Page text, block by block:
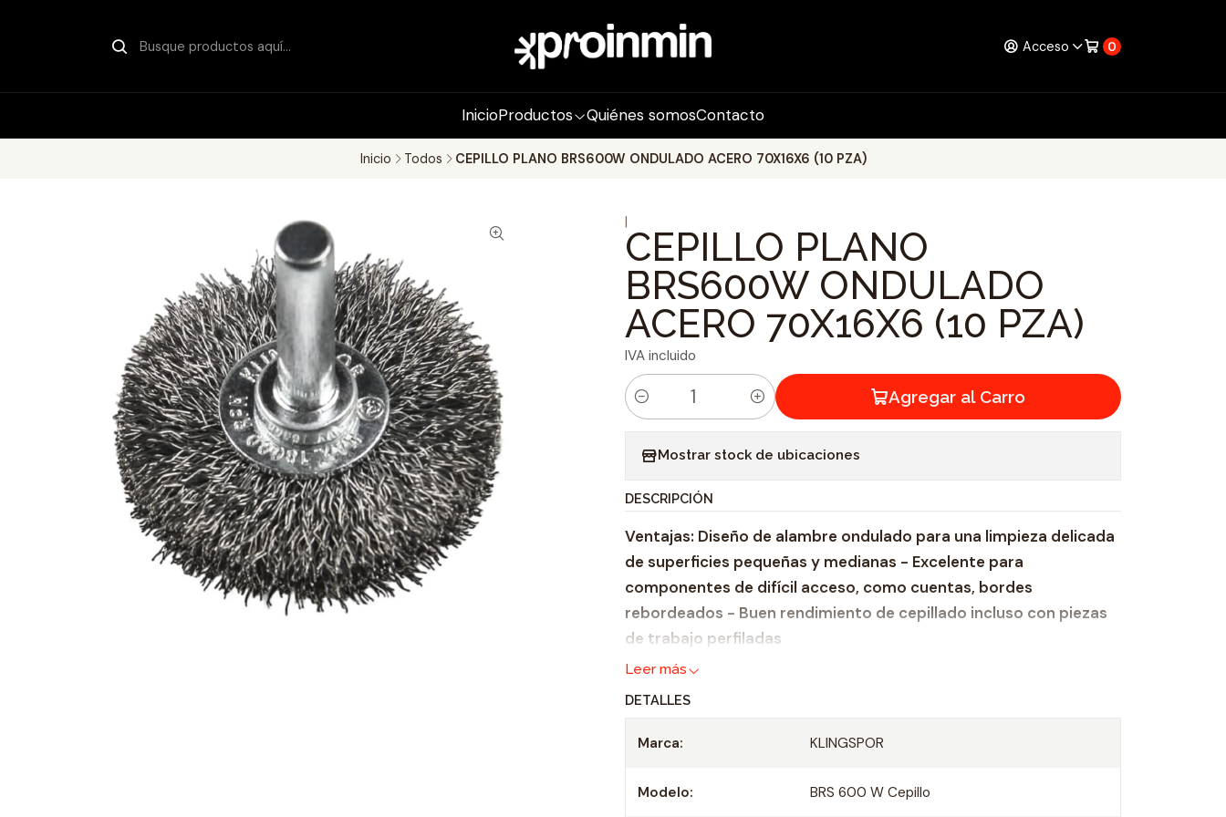
Acceso 0
InicioProductos Quiénes somosContacto
Inicio Todos CEPILLO PLANO BRS600W ONDULADO ACERO 70X16X6 (10 PZA)
|
CEPILLO PLANO
BRS600W ONDULADO
ACERO 70X16X6 (10 PZA)
IVA incluido
C
i
d
a
d
Agregar al Carro
Mostrar stock de ubicaciones
DESCRIPCIÓN
Ventajas: Diseño de alambre ondulado para una limpieza delicada
de superficies pequeñas y medianas - Excelente para
componentes de difícil acceso, como cuentas, bordes
rebordeados - Buen rendimiento de cepillado incluso con piezas
de trabajo perfiladas
Leer más
DETALLES
Marca: KLINGSPOR
Modelo: BRS 600 W Cepillo